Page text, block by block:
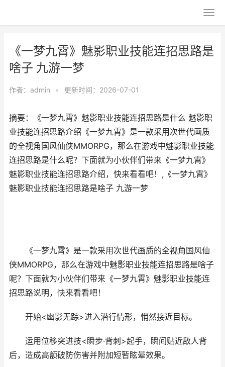
《一梦九霄》魅影职业技能连招思路是
啥子 九游一梦
作者： admin • 更新时间：2026-07-01
摘要：《一梦九霄》魅影职业技能连招思路是什么 魅影职
业技能连招思路介绍《一梦九霄》是一款采用次世代画质
的全视角国风仙侠MMORPG，那么在游戏中魅影职业技能
连招思路是什么呢？下面就为小伙伴们带来《一梦九霄》
魅影职业技能连招思路介绍，快来看看吧！,《一梦九霄》
魅影职业技能连招思路是啥子 九游一梦
《一梦九霄》是一款采用次世代画质的全视角国风仙
侠MMORPG，那么在游戏中魅影职业技能连招思路是啥子
呢？下面就为小伙伴们带来《一梦九霄》魅影职业技能连
招思路说明，快来看看吧！
开始<幽影无踪>进入潜行情形，悄然接近目标。
运用位移突进技<瞬步·背刺>起手，瞬间贴近敌人背
后，造成高额破防伤害并附加短暂眩晕效果。